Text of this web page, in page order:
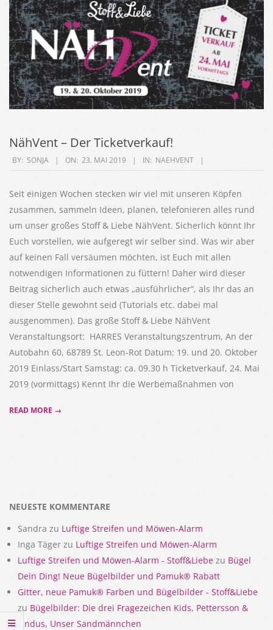
NähVent – Der Ticketverkauf!
2019-
23
BY: SONJA ON: 23. MAI 2019 IN: NAEHVENT
Seit einigen Wochen stecken wir viel mit unseren Köpfen
zusammen, sammeln Ideen, planen, telefonieren alles rund
um unser großes Stoff & Liebe NähVent. Sicherlich könnt Ihr
Euch vorstellen, wie aufgeregt wir selber sind. Was wir aber
auf keinen Fall versäumen möchten, ist Euch mit allen
notwendigen Informationen zu füttern! Daher wird dieser
Beitrag sicherlich auch etwas „ausführlicher“, als Ihr das an
dieser Stelle gewohnt seid (Tutorials etc. dabei mal
ausgenommen). Das große Stoff & Liebe NähVent
Veranstaltungsort: HARRES Veranstaltungszentrum, An der
Autobahn 60, 68789 St. Leon-Rot Datum: 19. und 20. Oktober
2019 Einlass/Start Samstag: ca. 09.30 h Ticketverkauf, 24. Mai
2019 (vormittags) Kennt Ihr die Werbemaßnahmen von
READ MORE →
NEUESTE KOMMENTARE
Sandra zu Luftige Streifen und Möwen-Alarm
Inga Täger zu Luftige Streifen und Möwen-Alarm
Luftige Streifen und Möwen-Alarm - Stoff&Liebe zu Bügel
Dein Ding! Neue Bügelbilder und Pamuk® Rabatt
Gitter, neue Pamuk® Farben und Bügelbilder - Stoff&Liebe
zu Bügelbilder: Die drei Fragezeichen Kids, Pettersson &
Findus, Unser Sandmännchen